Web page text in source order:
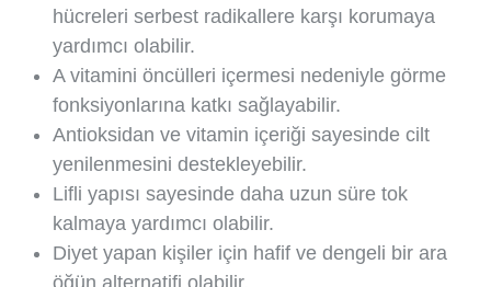
hücreleri serbest radikallere karşı korumaya
yardımcı olabilir.
A vitamini öncülleri içermesi nedeniyle görme
fonksiyonlarına katkı sağlayabilir.
Antioksidan ve vitamin içeriği sayesinde cilt
yenilenmesini destekleyebilir.
Lifli yapısı sayesinde daha uzun süre tok
kalmaya yardımcı olabilir.
Diyet yapan kişiler için hafif ve dengeli bir ara
öğün alternatifi olabilir.